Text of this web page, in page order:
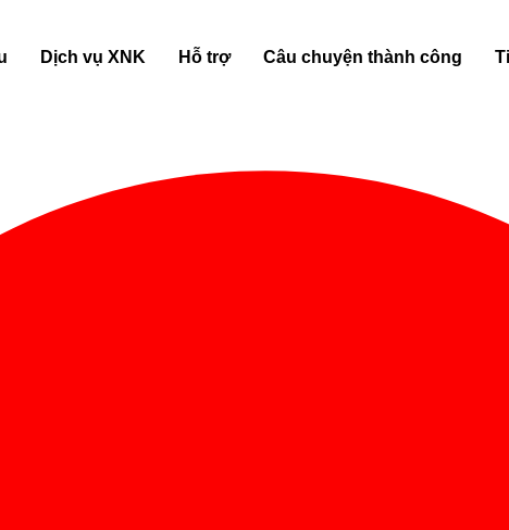
Dịch vụ XNK Hỗ trợ Câu chuyện thành công